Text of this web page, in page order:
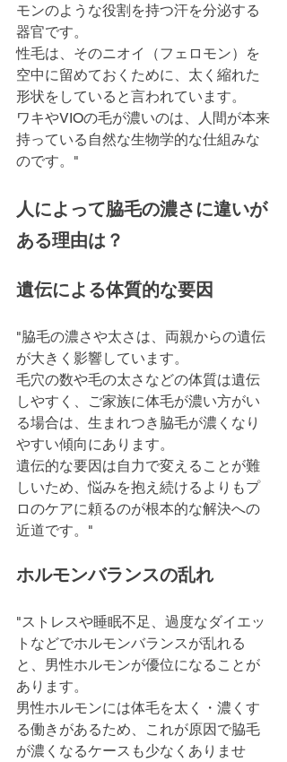
モンのような役割を持つ汗を分泌する
器官です。
性毛は、そのニオイ（フェロモン）を
空中に留めておくために、太く縮れた
形状をしていると言われています。
ワキやVIOの毛が濃いのは、人間が本来
持っている自然な生物学的な仕組みな
のです。"
人によって脇毛の濃さに違いが
ある理由は？
遺伝による体質的な要因
"脇毛の濃さや太さは、両親からの遺伝
が大きく影響しています。
毛穴の数や毛の太さなどの体質は遺伝
しやすく、ご家族に体毛が濃い方がい
る場合は、生まれつき脇毛が濃くなり
やすい傾向にあります。
遺伝的な要因は自力で変えることが難
しいため、悩みを抱え続けるよりもプ
ロのケアに頼るのが根本的な解決への
近道です。"
ホルモンバランスの乱れ
"ストレスや睡眠不足、過度なダイエッ
トなどでホルモンバランスが乱れる
と、男性ホルモンが優位になることが
あります。
男性ホルモンには体毛を太く・濃くす
る働きがあるため、これが原因で脇毛
が濃くなるケースも少なくありませ